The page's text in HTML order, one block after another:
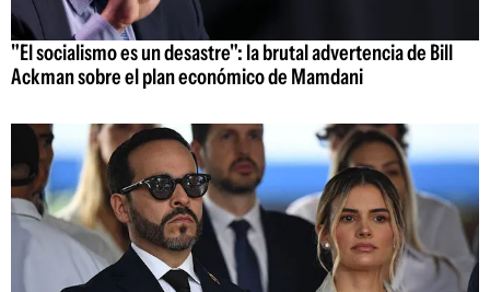
"El socialismo es un desastre": la brutal advertencia de Bill
Ackman sobre el plan económico de Mamdani